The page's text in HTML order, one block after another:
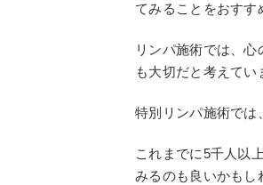
てみることをおすす
リンパ施術では、
も大切だと考えてい
特別リンパ施術では
これまでに5千人以
みるのも良いかもし